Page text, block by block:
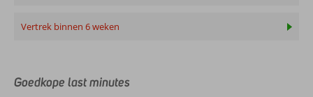
Vertrek binnen 6 weken
Goedkope last minutes